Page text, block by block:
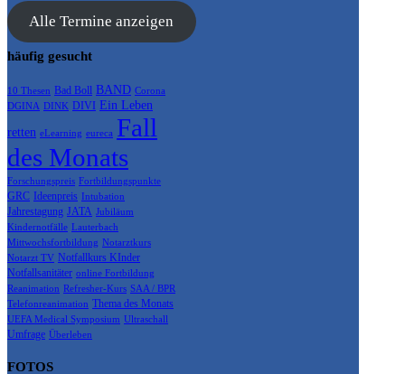
Alle Termine anzeigen
häufig gesucht
10 Thesen Bad Boll BAND Corona
DGINA DINK DIVI
Ein Leben
retten eLearning eureca Fall
des Monats
Forschungspreis Fortbildungspunkte
GRC Ideenpreis Intubation
Jahrestagung JATA Jubiläum
Kindernotfälle Lauterbach
Mittwochsfortbildung Notarztkurs
Notarzt TV Notfallkurs KInder
Notfallsanitäter online Fortbildung
Reanimation Refresher-Kurs SAA / BPR
Telefonreanimation Thema des Monats
UEFA Medical Symposium Ultraschall
Umfrage Überleben
FOTOS